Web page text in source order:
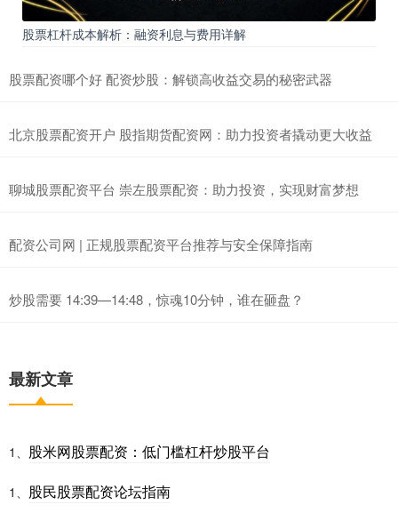
股票杠杆成本解析：融资利息与费用详解
股票配资哪个好 配资炒股：解锁高收益交易的秘密武器
北京股票配资开户 股指期货配资网：助力投资者撬动更大收益
聊城股票配资平台 崇左股票配资：助力投资，实现财富梦想
配资公司网 | 正规股票配资平台推荐与安全保障指南
炒股需要 14:39—14:48，惊魂10分钟，谁在砸盘？
最新文章
1、 股米网股票配资：低门槛杠杆炒股平台
1、 股民股票配资论坛指南